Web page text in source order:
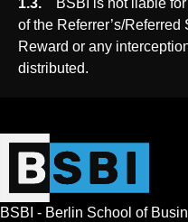
1.3.
BSBI is not liable
of the Referrer’s/Referred
Reward or any
distributed.
BSBI - Berlin School of